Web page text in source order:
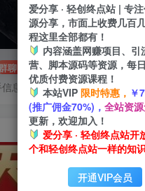
聊
息差
爱分享 · 轻创终点站 | 专
源分享，市面上收费几百
程这里全部都有！
内容涵盖网赚项目、引
营、脚本源码等资源，每
优质付费资源课程！
本站VIP 限时特惠， ￥
(推广佣金70%)， 全站资
更新，欢迎加入！
爱分享 · 轻创终点站开
个和轻创终点站一样的知
开通VIP会员